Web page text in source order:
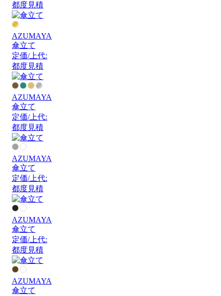
都度見積
AZUMAYA
傘立て
定価/上代:
都度見積
AZUMAYA
傘立て
定価/上代:
都度見積
AZUMAYA
傘立て
定価/上代:
都度見積
AZUMAYA
傘立て
定価/上代:
都度見積
AZUMAYA
傘立て